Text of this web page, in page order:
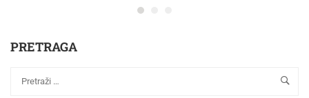
PRETRAGA